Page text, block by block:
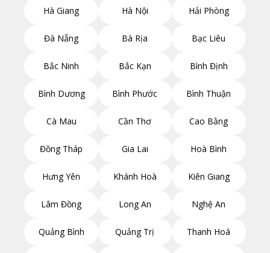
Hà Giang Hà Nội Hải Phòng
Đà Nẵng Bà Rịa Bạc Liêu
Bắc Ninh Bắc Kạn Bình Định
Bình Dương Bình Phước Bình Thuận
Cà Mau Cần Thơ Cao Bằng
Đồng Tháp Gia Lai Hoà Bình
Hưng Yên Khánh Hoà Kiên Giang
Lâm Đồng Long An Nghệ An
Quảng Bình Quảng Trị Thanh Hoá